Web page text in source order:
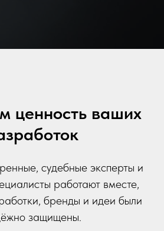
ценность ваших
судебные эксперты и
работают вместе,
бренды и идеи были
защищены.